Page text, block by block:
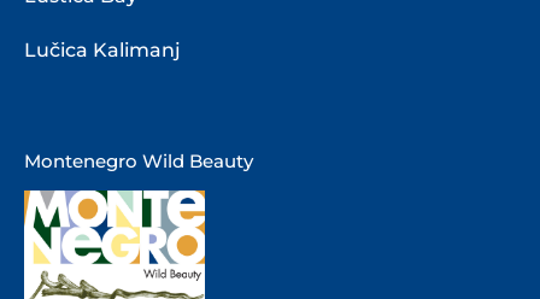
Lučica Kalimanj
Montenegro Wild Beauty